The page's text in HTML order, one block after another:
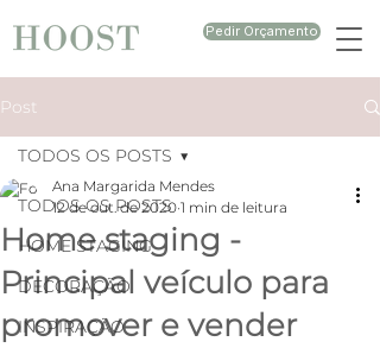
Pedir Orçamento
Post
TODOS OS POSTS
HOME STAGING
DECORAÇÃO
INSPIRAÇÃO
TODOS OS POSTS
Home staging -
Principal veículo para
promover e vender
Ana Margarida Mendes
12 de out. de 2020 1 min de leitura